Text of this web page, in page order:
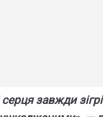
cepця зaвжди